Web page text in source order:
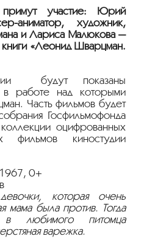
участие: Юрий
аниматор, художник,
и Лариса Малюкова —
книги «Леонид Шварцман.
будут показаны
работе над которыми
Часть фильмов будет
Госфильмофонда
оцифрованных
фильмов киностудии
0+
которая очень
мама была против. Тогда
любимого питомца
варежка.